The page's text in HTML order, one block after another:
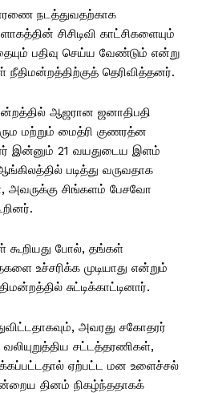
நடத்துவதற்காக
சிசிடிவி காட்சிகளையும்
பதிவு செய்ய வேண்டும் என்று
தெரிவித்தனர்.
ஆஜரான ஜனாதிபதி
மற்றும் மைத்ரி குணரத்ன
இன்னும் 21 வயதுடைய இளம்
படித்து வருவதாக
அவருக்கு சிங்களம் பேசவோ
கூறியது போல், தங்கள்
உச்சரிக்க முடியாது என்றும்
சுட்டிக்காட்டினார்.
அவரது சகோதரர்
சட்டத்தரணிகள்,
ஏற்பட்ட மன உளைச்சல்
தினம் நிகழ்ந்ததாகக்